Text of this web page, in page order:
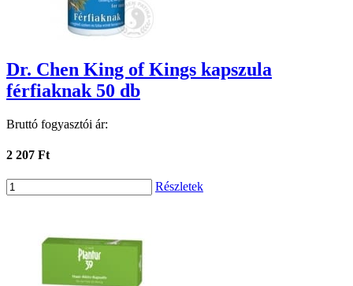
Dr. Chen King of Kings kapszula
férfiaknak 50 db
Bruttó fogyasztói ár:
2 207 Ft
Részletek